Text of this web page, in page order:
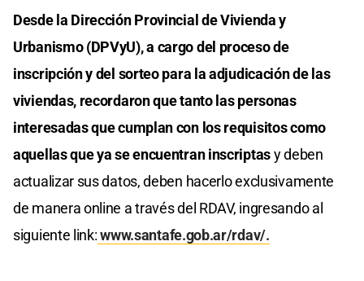
Desde la Dirección Provincial de Vivienda y
Urbanismo (DPVyU), a cargo del proceso de
inscripción y del sorteo para la adjudicación de las
viviendas, recordaron que tanto las personas
interesadas que cumplan con los requisitos como
aquellas que ya se encuentran inscriptasy deben
actualizar sus datos, deben hacerlo exclusivamente
de manera online a través del RDAV, ingresando al
siguiente link:www.santafe.gob.ar/rdav/.